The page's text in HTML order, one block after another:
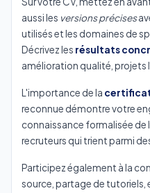
aussi les versions précises
utilisés et les domaines de
Décrivez les résultats
amélioration qualité, projets
L'importance de la
reconnue démontre votre
connaissance formalisée de
recruteurs qui trient parmi
Participez également à la
source, partage de tutoriels,